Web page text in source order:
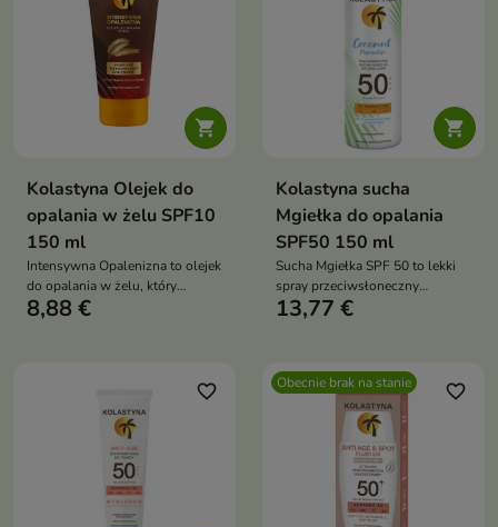

Kolastyna Olejek do
opalania w żelu SPF10
150 ml
Intensywna Opalenizna to olejek
do opalania w żelu, który
pomaga uzyskać złocistą
8,88 €

Kolastyna sucha
Mgiełka do opalania
SPF50 150 ml
Sucha Mgiełka SPF 50 to lekki
spray przeciwsłoneczny
zapewniający bardzo wysoką
chłodzenia skóry
13,77 €
favorite_border Obecnie brak na stanie favorite_border